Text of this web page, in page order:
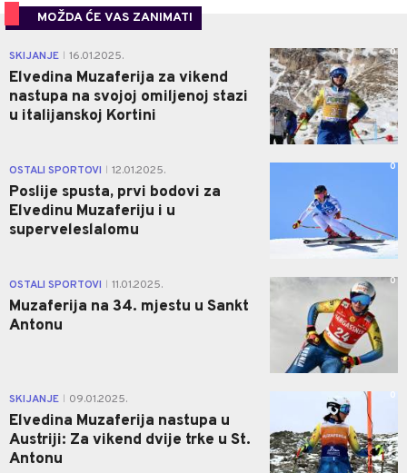
MOŽDA ĆE VAS ZANIMATI
SKIJANJE 16.01.2025.
Elvedina Muzaferija za vikend
nastupa na svojoj omiljenoj stazi
u italijanskoj Kortini
0
OSTALI SPORTOVI 12.01.2025.
Poslije spusta, prvi bodovi za
Elvedinu Muzaferiju i u
superveleslalomu
0
OSTALI SPORTOVI 11.01.2025.
Muzaferija na 34. mjestu u Sankt
Antonu
0
SKIJANJE 09.01.2025.
Elvedina Muzaferija nastupa u
Austriji: Za vikend dvije trke u St.
Antonu
0